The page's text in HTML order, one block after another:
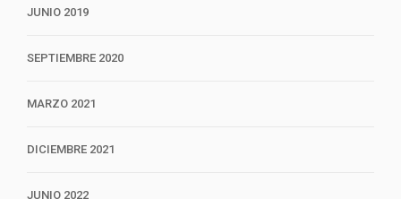
JUNIO 2019
SEPTIEMBRE 2020
MARZO 2021
DICIEMBRE 2021
JUNIO 2022